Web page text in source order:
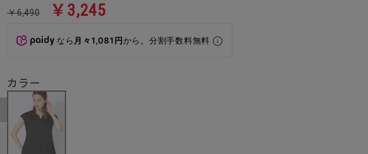
￥6,490 ￥3,245
なら 月々1,081円から。分割手数料無料
カラー